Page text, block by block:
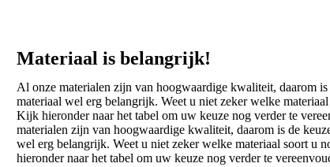
Materiaal is belangrijk!
Al onze materialen zijn van hoogwaardige kwaliteit, daarom
materiaal wel erg belangrijk. Weet u niet zeker welke
Kijk hieronder naar het tabel om uw keuze nog verder te
materialen zijn van hoogwaardige kwaliteit, daarom is de
wel erg belangrijk. Weet u niet zeker welke materiaal soort u
hieronder naar het tabel om uw keuze nog verder te